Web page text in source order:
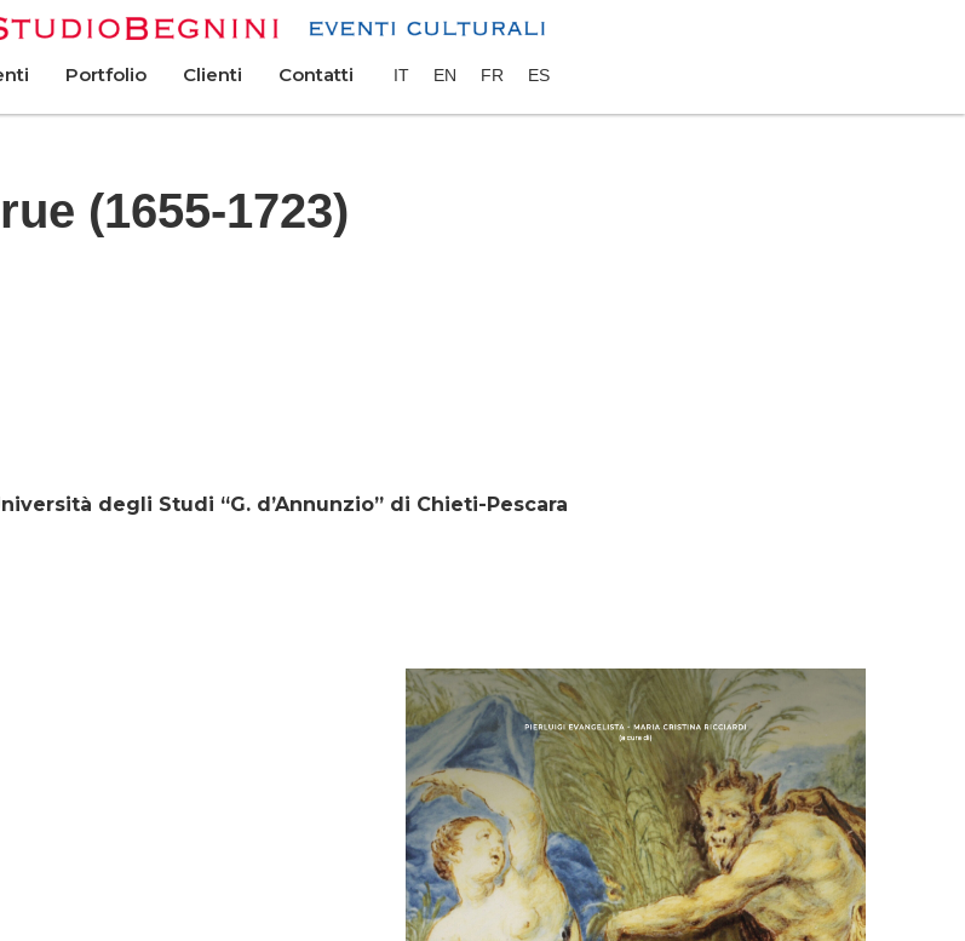
Portfolio Clienti Contatti IT EN FR ES
(1655-1723)
degli Studi “G. d’Annunzio” di Chieti-Pescara